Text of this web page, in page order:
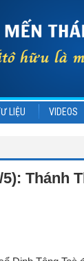
LIỆU VIDEOS
Thánh